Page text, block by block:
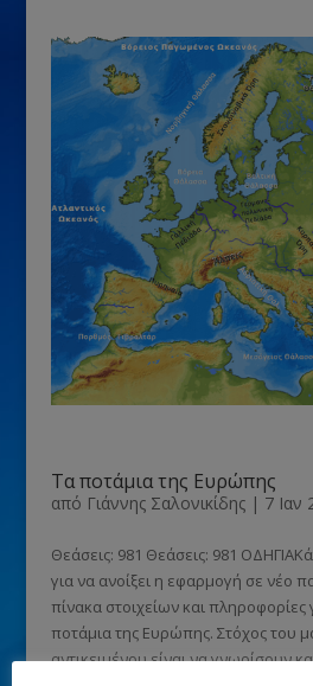
Τα ποτάμια της Ευρώπης
από Γιάννης Σαλονικίδης| 7 Ιαν
Θεάσεις: 981 Θεάσεις: 981
για να ανοίξει η εφαρμογή σε νέο
πίνακα στοιχείων και πληροφορίες
ποτάμια της Ευρώπης. Στόχος του
αντικειμένου είναι να γνωρίσουν